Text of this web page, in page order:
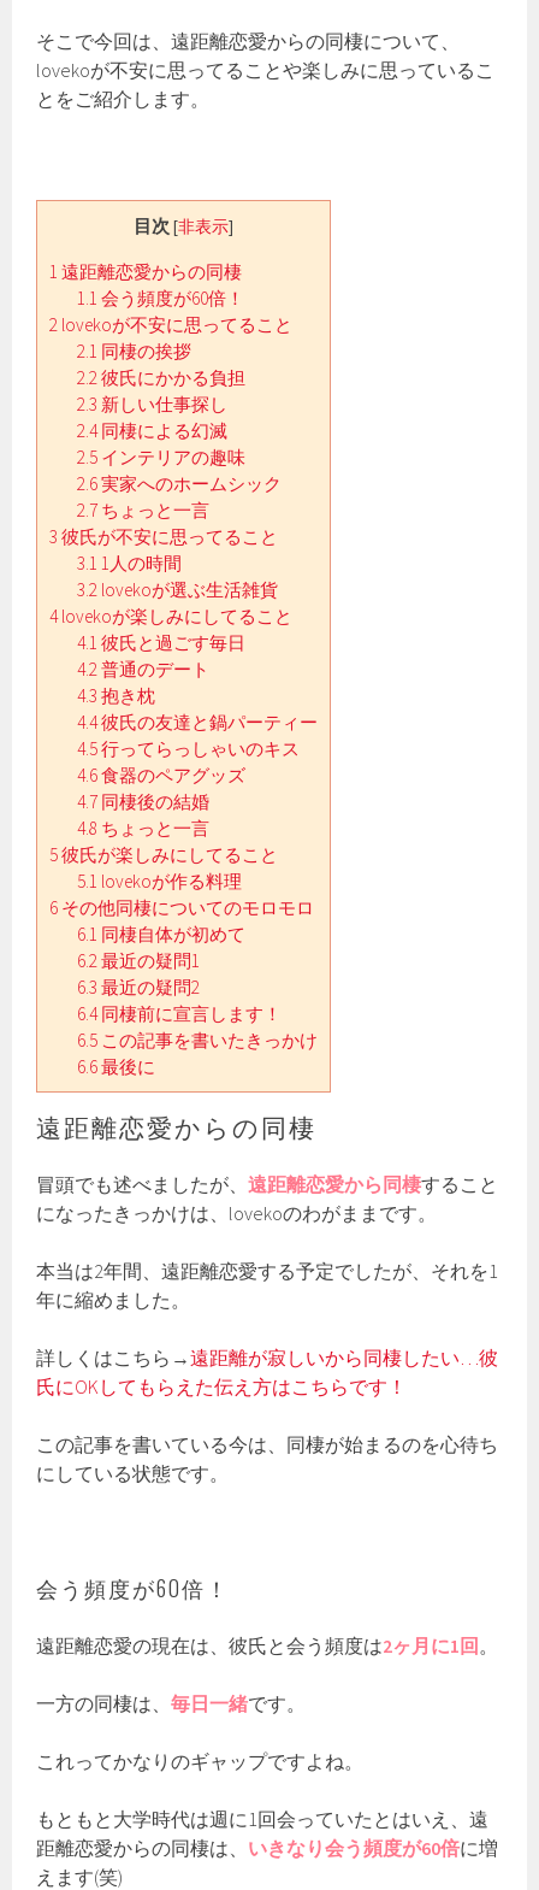
そこで今回は、遠距離恋愛からの同棲について、
lovekoが不安に思ってることや楽しみに思っているこ
とをご紹介します。
目次 [非表示]
1 遠距離恋愛からの同棲
1.1 会う頻度が60倍！
2 lovekoが不安に思ってること
2.1 同棲の挨拶
2.2 彼氏にかかる負担
2.3 新しい仕事探し
2.4同棲による幻滅
2.5 インテリアの趣味
2.6実家へのホームシック
2.7 ちょっと一言
3 彼氏が不安に思ってること
3.1 1人の時間
3.2 lovekoが選ぶ生活雑貨
4lovekoが楽しみにしてること
4.1 彼氏と過ごす毎日
4.2 普通のデート
4.3 抱き枕
4.4彼氏の友達と鍋パーティー
4.5行ってらっしゃいのキス
4.6食器のペアグッズ
4.7 同棲後の結婚
4.8 ちょっと一言
5彼氏が楽しみにしてること
5.1 lovekoが作る料理
6 その他同棲についてのモロモロ
6.1 同棲自体が初めて
6.2 最近の疑問1
6.3 最近の疑問2
6.4同棲前に宣言します！
6.5 この記事を書いたきっかけ
6.6最後に
遠距離恋愛からの同棲
冒頭でも述べましたが、遠距離恋愛から同棲すること
になったきっかけは、lovekoのわがままです。
本当は2年間、遠距離恋愛する予定でしたが、それを1
年に縮めました。
詳しくはこちら→遠距離が寂しいから同棲したい…彼
氏にOKしてもらえた伝え方はこちらです！
この記事を書いている今は、同棲が始まるのを心待ち
にしている状態です。
会う頻度が60倍！
遠距離恋愛の現在は、彼氏と会う頻度は2ヶ月に1回。
一方の同棲は、毎日一緒です。
これってかなりのギャップですよね。
もともと大学時代は週に1回会っていたとはいえ、遠
距離恋愛からの同棲は、 いきなり会う頻度が60倍に増
えます(笑)